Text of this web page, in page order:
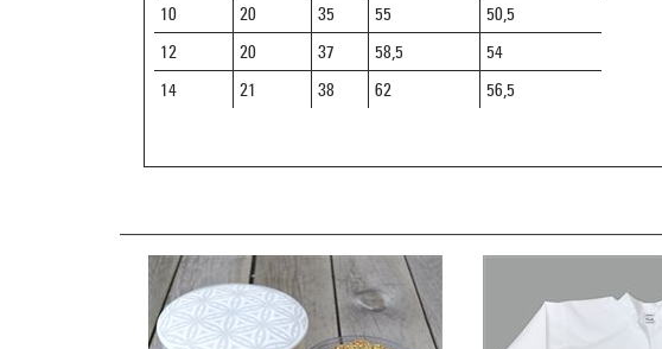
10
20 35 55
50,5
12
20 37 58,5
54
14
21 38 62 56,5